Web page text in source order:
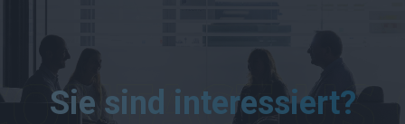
Sie sind interessiert?